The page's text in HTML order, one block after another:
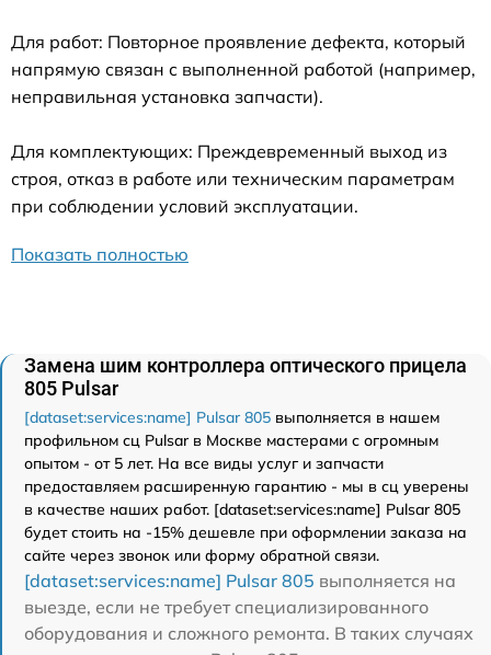
Для работ: Повторное проявление дефекта, который
напрямую связан с выполненной работой (например,
неправильная установка запчасти).
Для комплектующих: Преждевременный выход из
строя, отказ в работе или техническим параметрам
при соблюдении условий эксплуатации.
Показать полностью
Замена шим контроллера оптического прицела
805 Pulsar
[dataset:services:name] Pulsar 805 выполняется в нашем
профильном сц Pulsar в Москве мастерами с огромным
опытом - от 5 лет. На все виды услуг и запчасти
предоставляем расширенную гарантию - мы в сц уверены
в качестве наших работ. [dataset:services:name] Pulsar 805
будет стоить на -15% дешевле при оформлении заказа на
сайте через звонок или форму обратной связи.
[dataset:services:name] Pulsar 805 выполняется на
выезде, если не требует специализированного
оборудования и сложного ремонта. В таких случаях